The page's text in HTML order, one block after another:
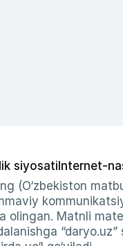
siyosati Internet-
(O‘zbekiston
olingan. Matnli